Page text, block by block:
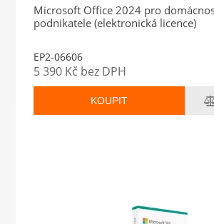
Microsoft Office 2024 pro
podnikatele (elektronická licence)
EP2-06606
5 390 Kč bez DPH
KOUPIT